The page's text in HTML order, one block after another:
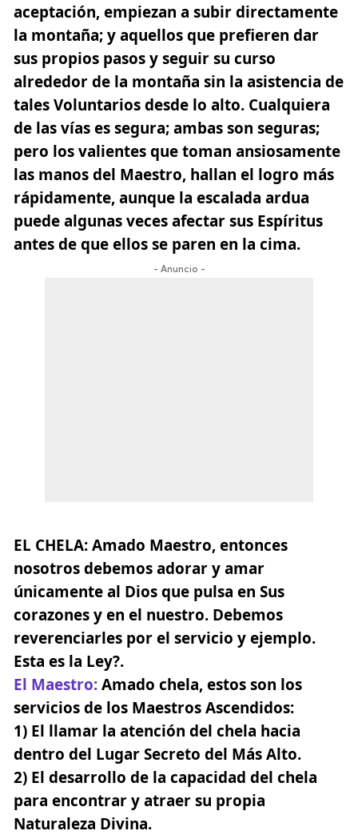
aceptación, empiezan a subir directamente
la montaña;y aquellos que prefieren dar
sus propios pasos y seguir su curso
alrededor de la montaña sin la asistencia de
tales Voluntarios desde lo alto. Cualquiera
de las vías es segura; ambas son seguras;
pero los valientes que toman ansiosamente
las manos del Maestro, hallan el logro más
rápidamente, aunque la escalada ardua
puede algunas veces afectar sus Espíritus
antes de que ellos se paren en la cima.
- Anuncio -
EL CHELA:Amado Maestro, entonces
nosotros debemos adorar y amar
únicamente al Dios que pulsa en Sus
corazones y en el nuestro. Debemos
reverenciarles por el servicio y ejemplo.
Esta es la Ley?.
El Maestro:Amado chela, estos son los
servicios de los Maestros Ascendidos:
1) El llamar la atención del chela hacia
dentro del Lugar Secreto del Más Alto.
2) El desarrollo de la capacidad del chela
para encontrar y atraer su propia
Naturaleza Divina.